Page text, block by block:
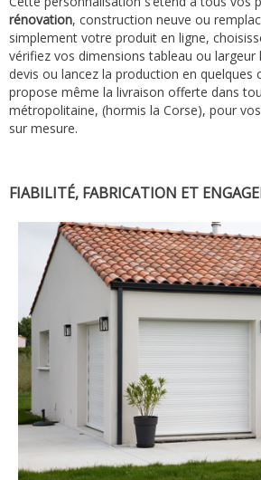
rénovation, construction neuve ou
simplement votre produit en ligne,
vérifiez vos dimensions tableau ou
devis ou lancez la production en quelques
propose même la livraison offerte dans
métropolitaine, (hormis la Corse), pour
sur mesure.
FIABILITÉ, FABRICATION ET